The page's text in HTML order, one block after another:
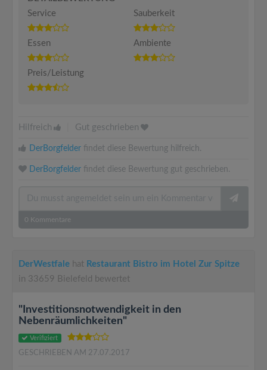
Service
Sauberkeit
Essen Ambiente
Preis/Leistung
Hilfreich Gut geschrieben
DerBorgfelder findet diese Bewertung hilfreich.
DerBorgfelder findet diese Bewertung gut geschrieben.
0 Kommentare
DerWestfale hat Restaurant Bistro im Hotel Zur Spitze
in 33659 Bielefeld bewertet
"Investitionsnotwendigkeit in den
Nebenräumlichkeiten"
Verifiziert
GESCHRIEBEN AM 27.07.2017